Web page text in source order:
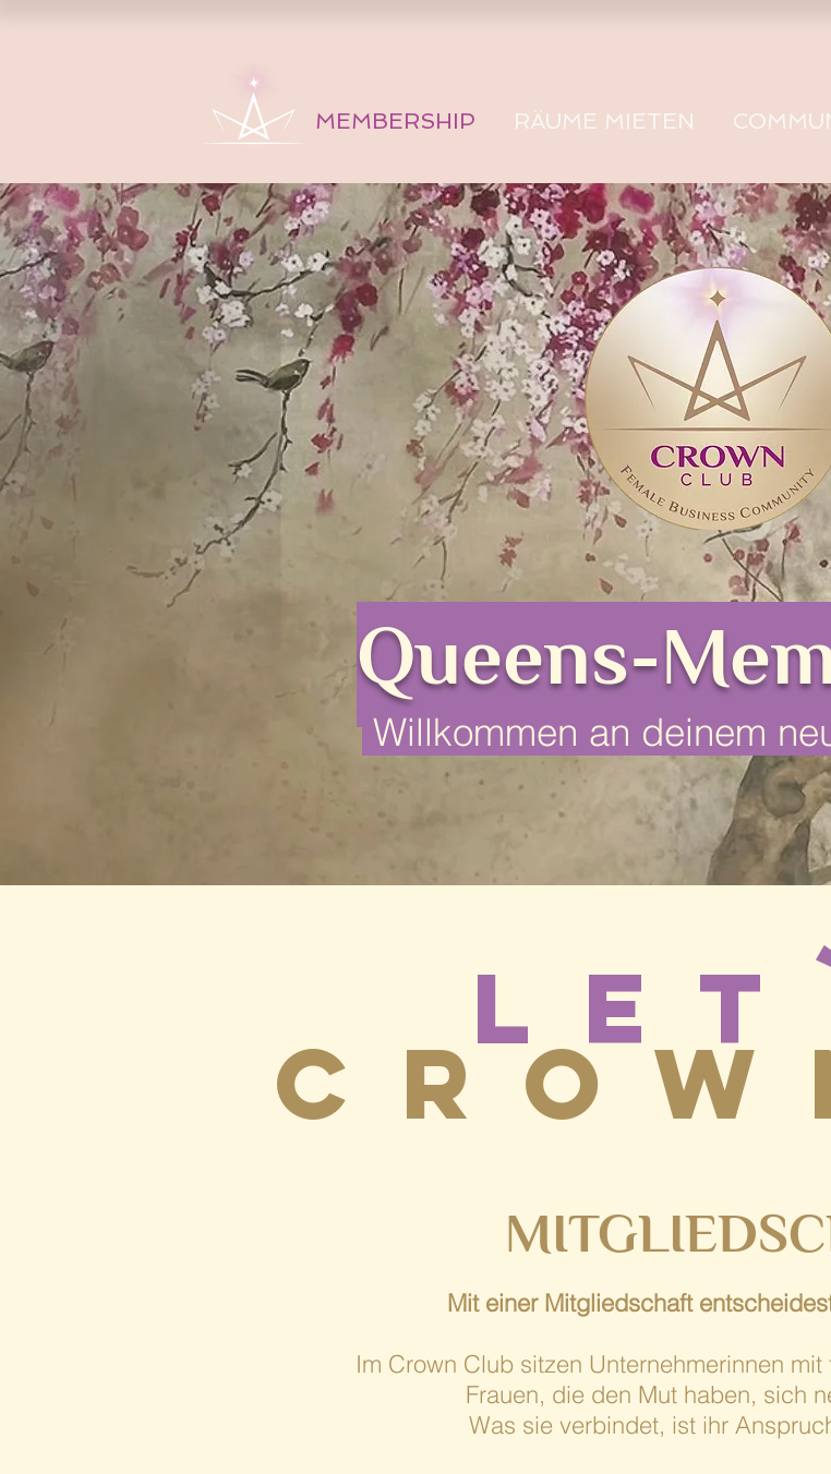
MEMBERSHIP RÄUME MIETEN
Queens-
Willkommen an deinem
Mit einer Mitgliedschaft
Im Crown Club sitzen Unternehmerinnen
Frauen, die den Mut haben, sich
Was sie verbindet, ist ihr